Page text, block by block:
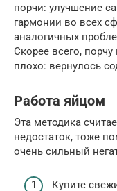
порчи: улучшение
гармонии во всех
аналогичных
Скорее всего,
плохо: вернулось
Работа яйцом
Эта методика
недостаток, тоже
очень сильный
Купите